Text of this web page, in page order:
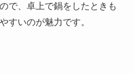
で、卓上で鍋をしたときも
すいのが魅力です。